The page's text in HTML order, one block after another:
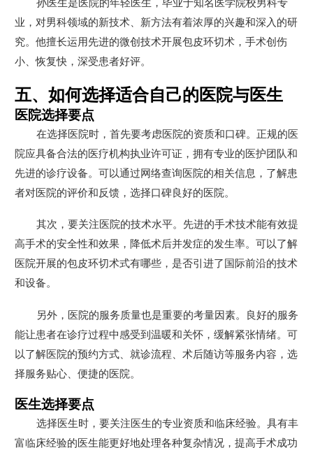
孙医生是医院的年轻医生，毕业于知名医学院校男科专
业，对男科领域的新技术、新方法有着浓厚的兴趣和深入的研
究。他擅长运用先进的微创技术开展包皮环切术，手术创伤
小、恢复快，深受患者好评。
五、如何选择适合自己的医院与医生
医院选择要点
在选择医院时，首先要考虑医院的资质和口碑。正规的医
院应具备合法的医疗机构执业许可证，拥有专业的医护团队和
先进的诊疗设备。可以通过网络查询医院的相关信息，了解患
者对医院的评价和反馈，选择口碑良好的医院。
其次，要关注医院的技术水平。先进的手术技术能有效提
高手术的安全性和效果，降低术后并发症的发生率。可以了解
医院开展的包皮环切术式有哪些，是否引进了国际前沿的技术
和设备。
另外，医院的服务质量也是重要的考量因素。良好的服务
能让患者在诊疗过程中感受到温暖和关怀，缓解紧张情绪。可
以了解医院的预约方式、就诊流程、术后随访等服务内容，选
择服务贴心、便捷的医院。
医生选择要点
选择医生时，要关注医生的专业资质和临床经验。具有丰
富临床经验的医生能更好地处理各种复杂情况，提高手术成功